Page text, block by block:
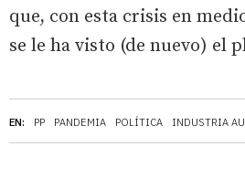
EN: PP PANDEMIA POLÍTICA INDUSTRIA
que, con esta crisis en
se le ha visto (de nuevo) el